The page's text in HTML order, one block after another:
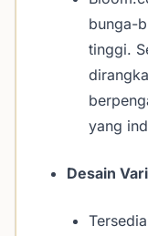
bunga-
tinggi.
yang
Desain